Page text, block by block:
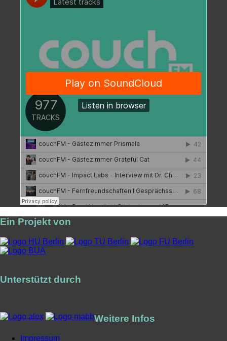
Ein Projekt von
Unterstützt durch
Weitere Infos
Impressum